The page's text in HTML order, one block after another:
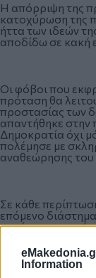
Information
Η απόρριψη της
κατοχύρωση της
ήττα των ιδεών
αποδίδω σε κακή
Οι φόβοι που
πρόταση θα
προστασίας των
απαντήθηκε στην
Δημοκρατία όχι
πολέμησε με
αναθεώρησης
Σε κάθε
επόμενο
οποία να απαντά
ζητήματα που
μην πάει χαμένη